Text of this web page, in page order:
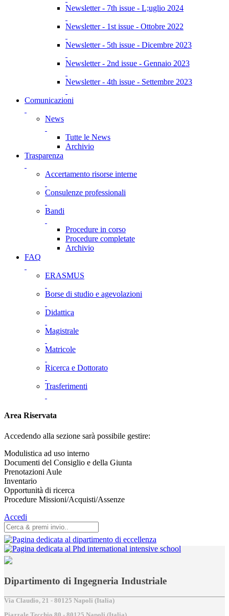
Newsletter - 7th issue - L;uglio 2024
Newsletter - 1st issue - Ottobre 2022
Newsletter - 5th issue - Dicembre 2023
Newsletter - 2nd issue - Gennaio 2023
Newsletter - 4th issue - Settembre 2023
Comunicazioni
News
Tutte le News
Archivio
Trasparenza
Accertamento risorse interne
Consulenze professionali
Bandi
Procedure in corso
Procedure completate
Archivio
FAQ
ERASMUS
Borse di studio e agevolazioni
Didattica
Magistrale
Matricole
Ricerca e Dottorato
Trasferimenti
Area Riservata
Accedendo alla sezione sarà possibile gestire:
Modulistica ad uso interno
Documenti del Consiglio e della Giunta
Prenotazioni Aule
Inventario
Opportunità di ricerca
Procedure Missioni/Acquisti/Assenze
Accedi
Dipartimento di Ingegneria Industriale
Via Claudio, 21 - 80125 Napoli (Italia)